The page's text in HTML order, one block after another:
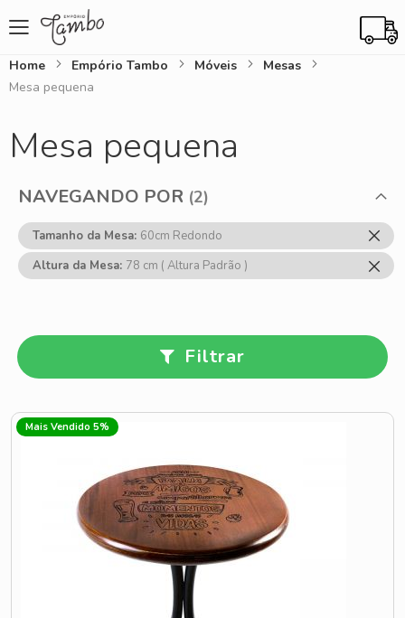
Home Empório Tambo Móveis
Mesas
Mesa pequena
Mesa pequena
Filtrar
Mais Vendido 5%
NAVEGANDO POR
Tamanho da Mesa 60cm Redondo
Esse
Item
Altura da Mesa 78 cm ( Altura Padrão )
Esse